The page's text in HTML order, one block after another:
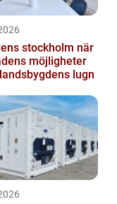
stockholm när
möjligheter
lugn